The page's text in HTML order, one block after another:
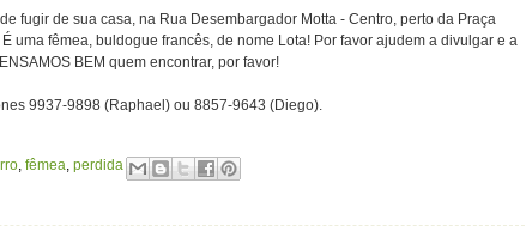
fugir de sua casa, na Rua Desembargador Motta - Centro, perto da Praça
uma fêmea, buldogue francês, de nome Lota! Por favor ajudem a divulgar e a
BEM quem encontrar, por favor!
9937-9898 (Raphael) ou 8857-9643 (Diego).
fêmea perdida